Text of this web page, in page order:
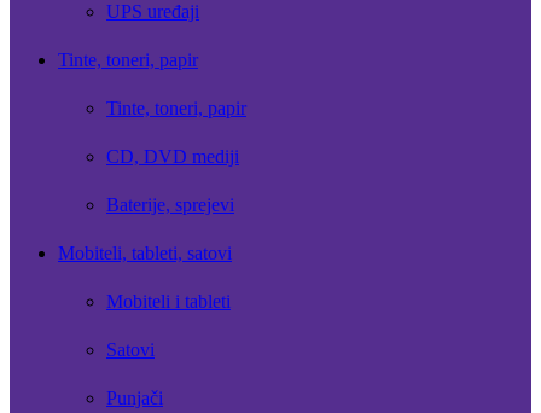
UPS uređaji
Tinte, toneri, papir
Tinte, toneri, papir
CD, DVD mediji
Baterije, sprejevi
Mobiteli, tableti, satovi
Mobiteli i tableti
Satovi
Punjači